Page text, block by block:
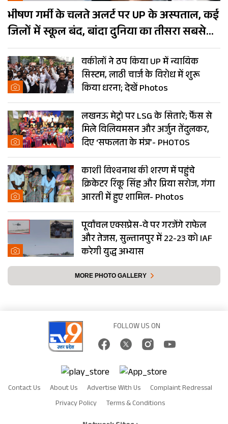
भीषण गर्मी के चलते अलर्ट पर UP के अस्पताल, कई
जिलों में स्कूल बंद, बांदा दुनिया का तीसरा सबसे
गर्म शहर
वकीलों ने ठप किया UP में न्यायिक
सिस्टम, लाठी चार्ज के विरोध में शुरू
किया धरना; देखें Photos
लखनऊ मेट्रो पर LSG के सितारे; फैंस से
मिले विलियमसन और अर्जुन तेंदुलकर,
दिए ‘सफलता के मंत्र’- PHOTOS
काशी विश्वनाथ की शरण में पहुंचे
क्रिकेटर रिंकू सिंह और प्रिया सरोज, गंगा
आरती में हुए शामिल- Photos
पूर्वांचल एक्सप्रेस-वे पर गरजेंगे राफेल
और तेजस, सुल्तानपुर में 22-23 को IAF
करेगी युद्ध अभ्यास
MORE PHOTO GALLERY
FOLLOW US ON
Contact Us About Us Advertise With Us
Complaint Redressal
Privacy Policy
Terms & Conditions